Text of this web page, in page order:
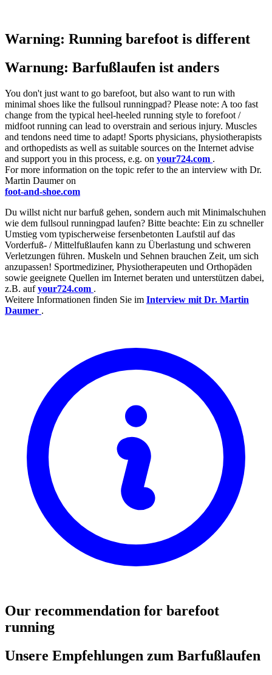
Warning: Running barefoot is different
Warnung: Barfußlaufen ist anders
You don't just want to go barefoot, but also want to run with
minimal shoes like the fullsoul runningpad? Please note: A too fast
change from the typical heel-heeled running style to forefoot /
midfoot running can lead to overstrain and serious injury. Muscles
and tendons need time to adapt! Sports physicians, physiotherapists
and orthopedists as well as suitable sources on the Internet advise
and support you in this process, e.g. on your724.com .
For more information on the topic refer to the an interview with Dr.
Martin Daumer on
foot-and-shoe.com
Du willst nicht nur barfuß gehen, sondern auch mit Minimalschuhen
wie dem fullsoul runningpad laufen? Bitte beachte: Ein zu schneller
Umstieg vom typischerweise fersenbetonten Laufstil auf das
Vorderfuß- / Mittelfußlaufen kann zu Überlastung und schweren
Verletzungen führen. Muskeln und Sehnen brauchen Zeit, um sich
anzupassen! Sportmediziner, Physiotherapeuten und Orthopäden
sowie geeignete Quellen im Internet beraten und unterstützen dabei,
z.B. aufyour724.com .
Weitere Informationen finden Sie im Interview mit Dr. Martin
Daumer .
Our recommendation for barefoot
running
Unsere Empfehlungen zum Barfußlaufen